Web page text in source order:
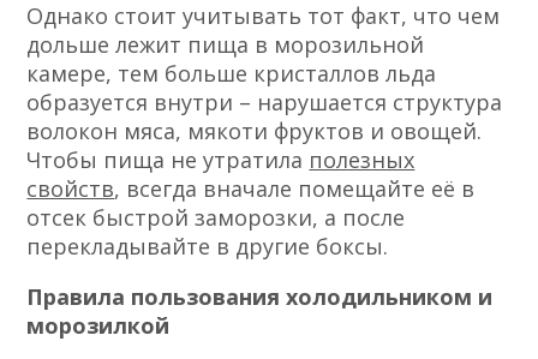
Однако стоит учитывать тот факт, что чем
дольше лежит пища в морозильной
камере, тем больше кристаллов льда
образуется внутри – нарушается структура
волокон мяса, мякоти фруктов и овощей.
Чтобы пища не утратила полезных
свойств, всегда вначале помещайте её в
отсек быстрой заморозки, а после
перекладывайте в другие боксы.
Правила пользования холодильником и
морозилкой